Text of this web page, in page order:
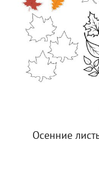
Осенние